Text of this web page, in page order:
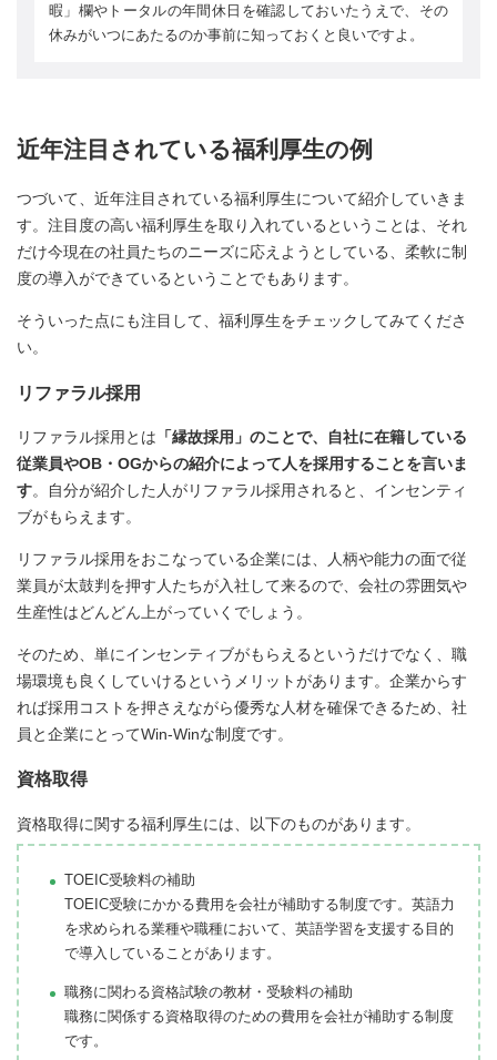
暇」欄やトータルの年間休日を確認しておいたうえで、その
休みがいつにあたるのか事前に知っておくと良いですよ。
近年注目されている福利厚生の例
つづいて、近年注目されている福利厚生について紹介していきま
す。注目度の高い福利厚生を取り入れているということは、それ
だけ今現在の社員たちのニーズに応えようとしている、柔軟に制
度の導入ができているということでもあります。
そういった点にも注目して、福利厚生をチェックしてみてくださ
い。
リファラル採用
リファラル採用とは 「縁故採用」のことで、自社に在籍している
従業員やOB・OGからの紹介によって人を採用することを言いま
す。自分が紹介した人がリファラル採用されると、インセンティ
ブがもらえます。
リファラル採用をおこなっている企業には、人柄や能力の面で従
業員が太鼓判を押す人たちが入社して来るので、会社の雰囲気や
生産性はどんどん上がっていくでしょう。
そのため、単にインセンティブがもらえるというだけでなく、職
場環境も良くしていけるというメリットがあります。企業からす
れば採用コストを押さえながら優秀な人材を確保できるため、社
員と企業にとってWin-Winな制度です。
資格取得
資格取得に関する福利厚生には、以下のものがあります。
TOEIC受験料の補助
TOEIC受験にかかる費用を会社が補助する制度です。英語力
を求められる業種や職種において、英語学習を支援する目的
で導入していることがあります。
職務に関わる資格試験の教材・受験料の補助
職務に関係する資格取得のための費用を会社が補助する制度
です。